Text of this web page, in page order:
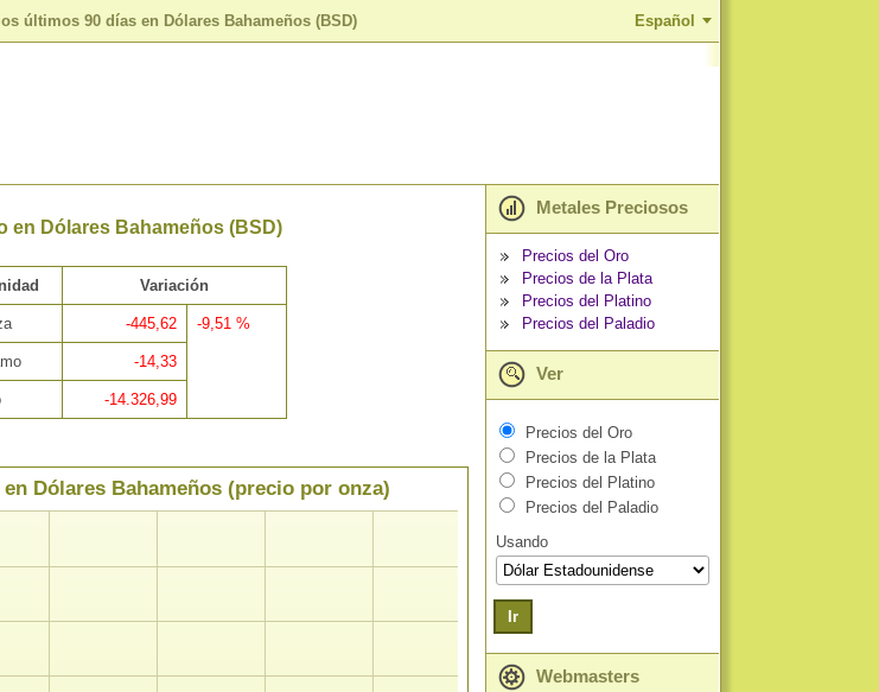
últimos 90 días en Dólares Bahameños (BSD) Español
en Dólares Bahameños (BSD)
Variación
-445,62 -9,51 %
-14,33
-14.326,99
Dólares Bahameños (precio por onza)
Metales Preciosos
Precios del Oro
Precios de la Plata
Precios del Platino
Precios del Paladio
Ver
Precios del Oro
Precios de la Plata
Precios del Platino
Precios del Paladio
Usando
Ir
Webmasters